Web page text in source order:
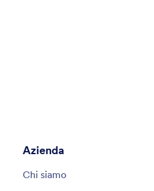
Azienda
Chi siamo